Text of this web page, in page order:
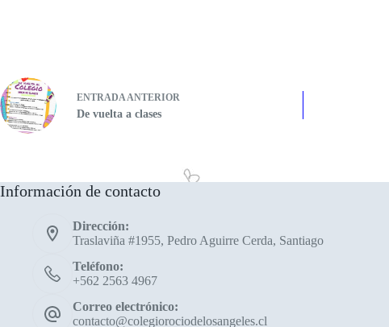
ENTRADAANTERIOR
De vuelta a clases
Información de contacto
Dirección:
Traslaviña #1955, Pedro Aguirre Cerda, Santiago
Teléfono:
+562 2563 4967
Correo electrónico:
contacto@colegiorociodelosangeles.cl